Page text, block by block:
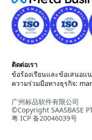
ติดต่อเรา
ข้อร้องเรียนและข้อเสนอแ
ความร่วมมือทางธุรกิจ:
广州标品软件有限公司
©Copyright SAASBASE
粤 ICP 备20046039号